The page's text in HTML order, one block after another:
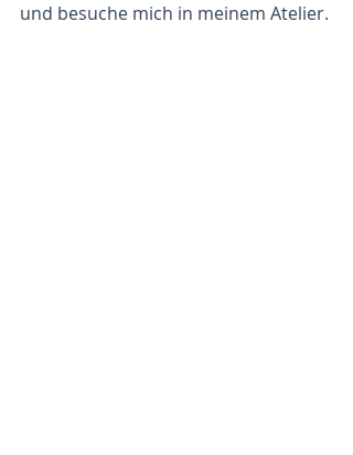
und besuche mich in meinem Atelier.